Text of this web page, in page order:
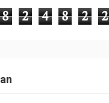
8 2 4 8 2 2